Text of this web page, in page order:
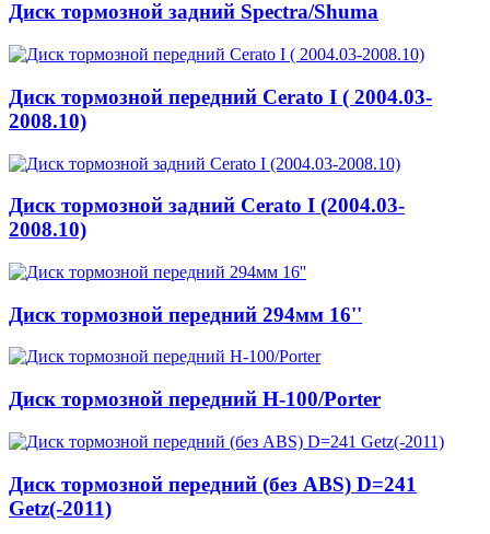
Диск тормозной задний Spectra/Shuma
Диск тормозной передний Cerato I ( 2004.03-
2008.10)
Диск тормозной задний Cerato I (2004.03-
2008.10)
Диск тормозной передний 294мм 16''
Диск тормозной передний H-100/Porter
Диск тормозной передний (без ABS) D=241
Getz(-2011)